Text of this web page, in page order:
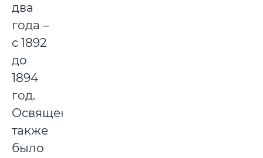
два
года –
с 1892
до
1894
год.
Освящение
также
было